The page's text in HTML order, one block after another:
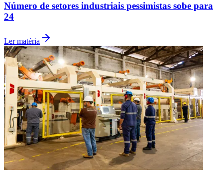
Número de setores industriais pessimistas sobe para
24
Ler matéria